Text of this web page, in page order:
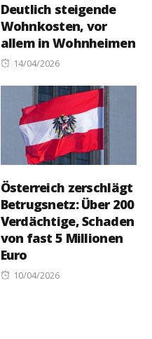
Deutlich steigende
Wohnkosten, vor
allem in Wohnheimen
Posted
14/04/2026
Österreich zerschlägt
Betrugsnetz: Über 200
Verdächtige, Schaden
von fast 5 Millionen
Euro
Posted
10/04/2026